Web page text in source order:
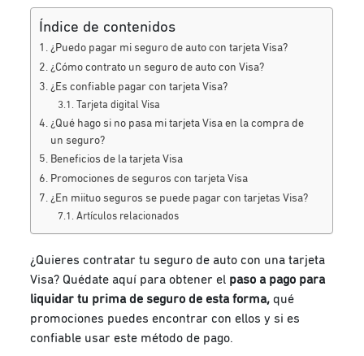
Índice de contenidos
¿Puedo pagar mi seguro de auto con tarjeta Visa?
¿Cómo contrato un seguro de auto con Visa?
¿Es confiable pagar con tarjeta Visa?
Tarjeta digital Visa
¿Qué hago si no pasa mi tarjeta Visa en la compra de
un seguro?
Beneficios de la tarjeta Visa
Promociones de seguros con tarjeta Visa
¿En miituo seguros se puede pagar con tarjetas Visa?
Artículos relacionados
¿Quieres contratar tu seguro de auto con una tarjeta
Visa? Quédate aquí para obtener el paso a pago para
liquidar tu prima de seguro de esta forma, qué
promociones puedes encontrar con ellos y si es
confiable usar este método de pago.